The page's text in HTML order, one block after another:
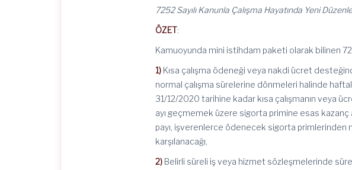
7252 Sayılı Kanunla Çalışma Hayatında Yeni
ÖZET:
Kamuoyunda mini istihdam paketi olarak bilinen
1) Kısa çalışma ödeneği veya nakdi ücret
normal çalışma sürelerine dönmeleri halinde
31/12/2020 tarihine kadar kısa çalışmanın veya
ayı geçmemek üzere sigorta primine esas kazanç
payı, işverenlerce ödenecek sigorta primlerinden
karşılanacağı,
2) Belirli süreli iş veya hizmet sözleşmelerinde